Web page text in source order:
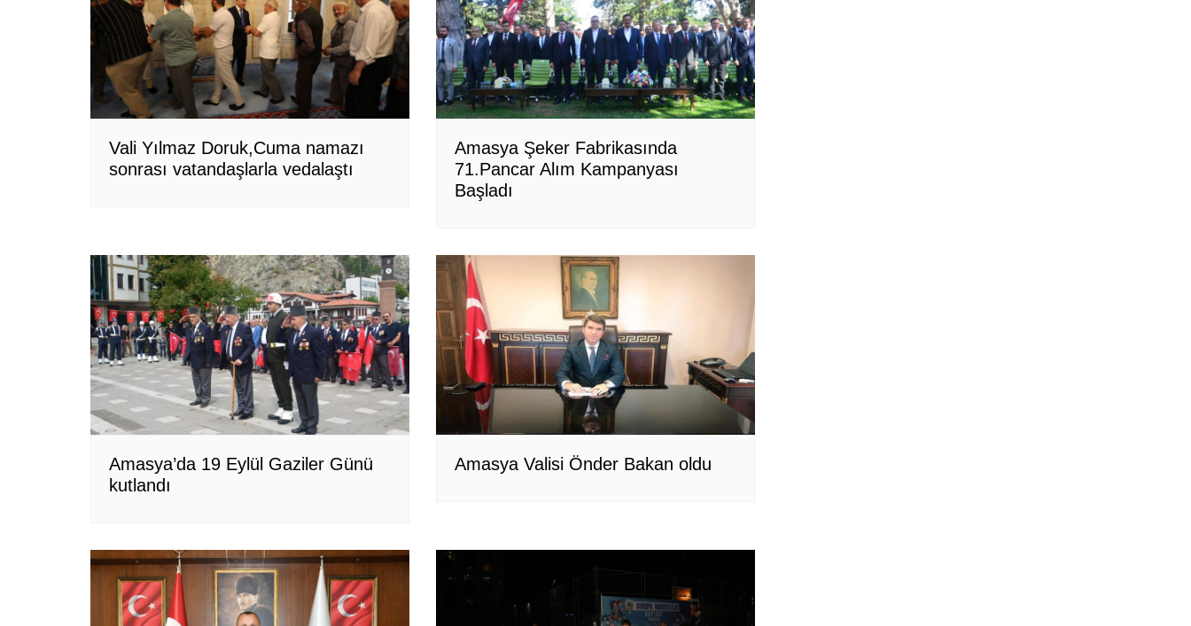
Vali Yılmaz Doruk,Cuma namazı
sonrası vatandaşlarla vedalaştı
Amasya Şeker Fabrikasında
71.Pancar Alım Kampanyası
Başladı
Amasya’da 19 Eylül Gaziler Günü
kutlandı
Amasya Valisi Önder Bakan oldu